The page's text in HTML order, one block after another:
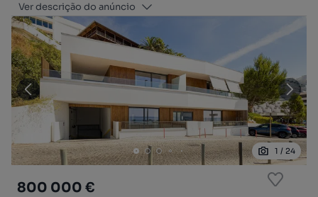
Ver descrição do anúncio
1 / 24
800 000 €